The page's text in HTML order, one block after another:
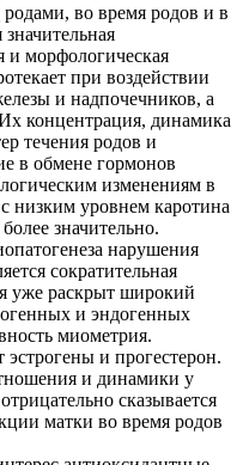
во время родов и в
и морфологическая
при воздействии
и надпочечников, а
концентрация, динамика
течения родов и
в обмене гормонов
изменениям в
низким уровнем каротина
значительно.
нарушения
сократительная
уже раскрыт широкий
и эндогенных
миометрия.
и прогестерон.
и динамики у
сказывается
матки во время родов